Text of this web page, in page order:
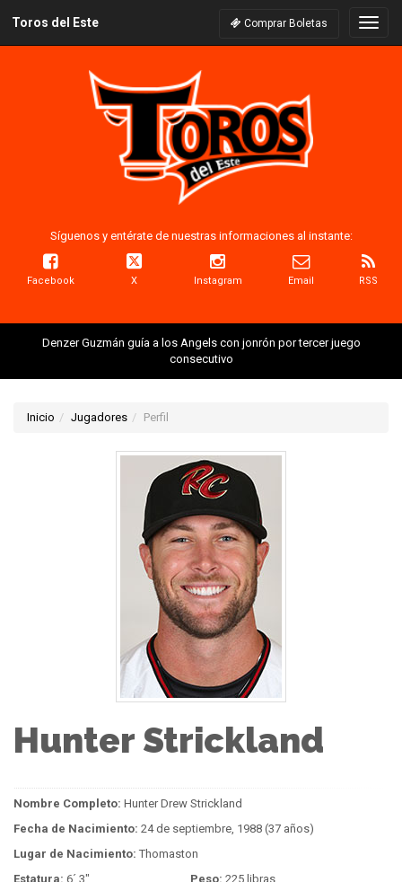
Toros del Este Comprar Boletas
Síguenos y entérate de nuestras informaciones al instante:
Facebook X Instagram Email RSS
Denzer Guzmán guía a los Angels con jonrón por tercer juego
consecutivo
Inicio Jugadores Perfil
Hunter Strickland
Nombre Completo: Hunter Drew Strickland
Fecha de Nacimiento: 24 de septiembre, 1988 (37 años)
Lugar de Nacimiento: Thomaston
Estatura: 6´ 3" Peso: 225 libras